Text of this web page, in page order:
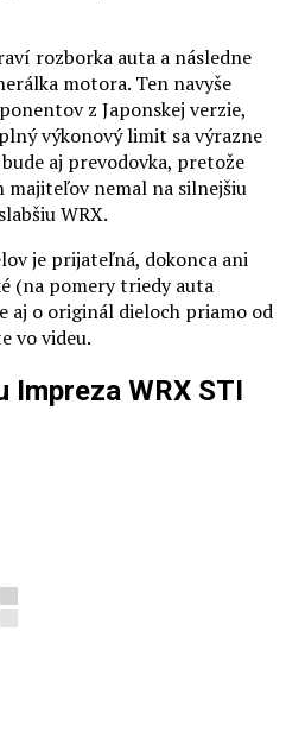
rozborka auta a následne
motora. Ten navyše
z Japonskej verzie,
výkonový limit sa výrazne
aj prevodovka, pretože
majiteľov nemal na silnejšiu
WRX.
je prijateľná, dokonca ani
(na pomery triedy auta
aj o originál dieloch priamo od
vo videu.
Impreza WRX STI